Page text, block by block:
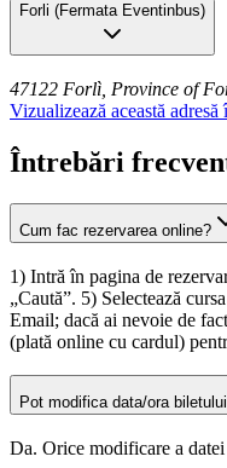
Forli (Fermata Eventinbus)
47122 Forlì, Province of
Vizualizează această
Întrebări
Cum fac rezervarea online?
1) Intră în pagina de
„Caută”. 5) Selectează
Email; dacă ai nevoie de
(plată online cu cardul)
Pot modifica data/ora
Da. Orice modificare a